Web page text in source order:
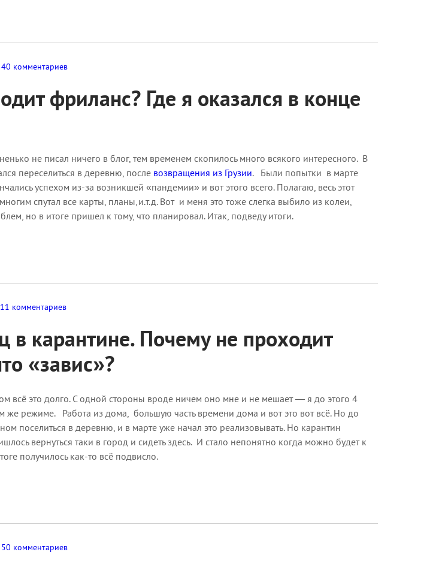
40 комментариев
фриланс? Где я оказался в конце
не писал ничего в блог, тем временем скопилось много всякого интересного. В
переселиться в деревню, после возвращения из Грузии. Были попытки в марте
успехом из-за возникшей «пандемии» и вот этого всего. Полагаю, весь этот
спутал все карты, планы,и.т.д. Вот и меня это тоже слегка выбило из колеи,
но в итоге пришел к тому, что планировал. Итак, подведу итоги.
11 комментариев
в карантине. Почему не проходит
«завис»?
всё это долго. С одной стороны вроде ничем оно мне и не мешает — я до этого 4
же режиме. Работа из дома, большую часть времени дома и вот это вот всё. Но до
поселиться в деревню, и в марте уже начал это реализовывать. Но карантин
вернуться таки в город и сидеть здесь. И стало непонятно когда можно будет к
получилось как-то всё подвисло.
50 комментариев